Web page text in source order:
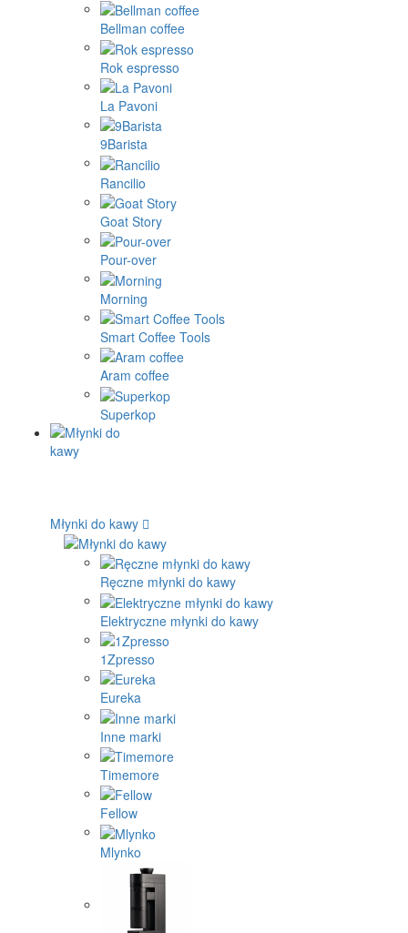
Bellman coffee
Rok espresso
La Pavoni
9Barista
Rancilio
Goat Story
Pour-over
Morning
Smart Coffee Tools
Aram coffee
Superkop
Młynki do kawy
Ręczne młynki do kawy
Elektryczne młynki do kawy
1Zpresso
Eureka
Inne marki
Timemore
Fellow
Mlynko